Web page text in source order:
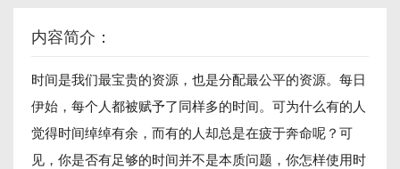
内容简介：
时间是我们最宝贵的资源，也是分配最公平的资源。每日
伊始，每个人都被赋予了同样多的时间。可为什么有的人
觉得时间绰绰有余，而有的人却总是在疲于奔命呢？可
见，你是否有足够的时间并不是本质问题，你怎样使用时